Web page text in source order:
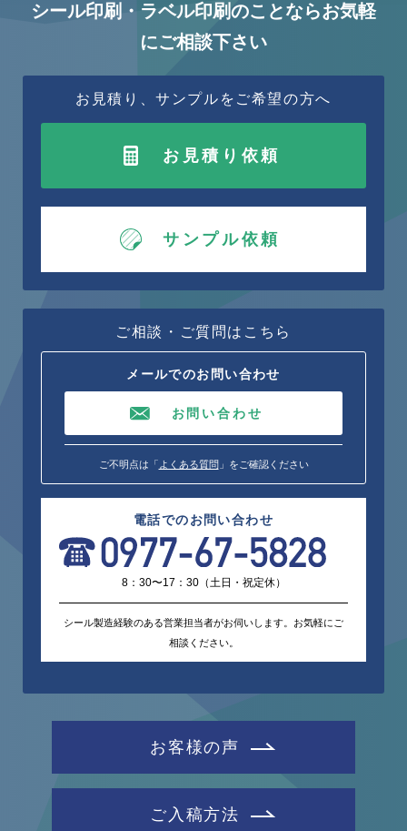
シール印刷・ラベル印刷のことならお気軽
にご相談下さい
お見積り、サンプルをご希望の方へ
お見積り依頼
サンプル依頼
ご相談・ご質問はこちら
メールでのお問い合わせ
お問い合わせ
ご不明点は「 よくある質問 」をご確認ください
電話でのお問い合わせ
8：30〜17：30（土日・祝定休）
シール製造経験のある営業担当者がお伺いします。お気軽にご
相談ください。
お客様の声
ご入稿方法